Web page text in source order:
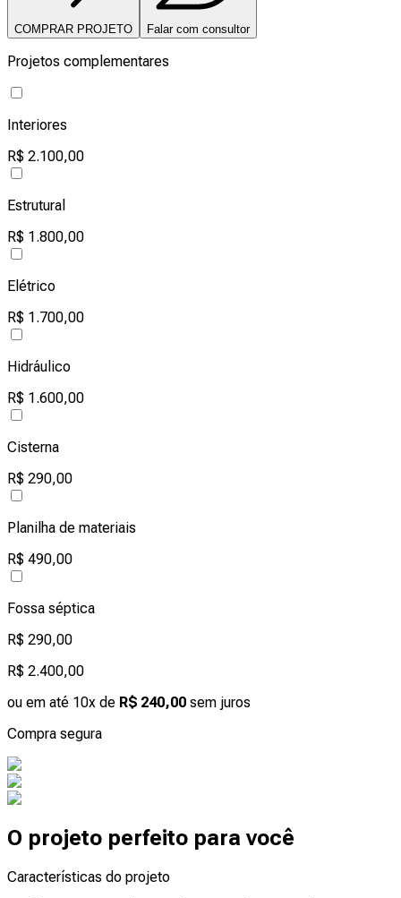
COMPRAR PROJETO Falar com consultor
Projetos complementares
Interiores
R$ 2.100,00
Estrutural
R$ 1.800,00
Elétrico
R$ 1.700,00
Hidráulico
R$ 1.600,00
Cisterna
R$ 290,00
Planilha de materiais
R$ 490,00
Fossa séptica
R$ 290,00
R$ 2.400,00
ou em até 10x de R$ 240,00 sem juros
Compra segura
O projeto perfeito para você
Características do projeto